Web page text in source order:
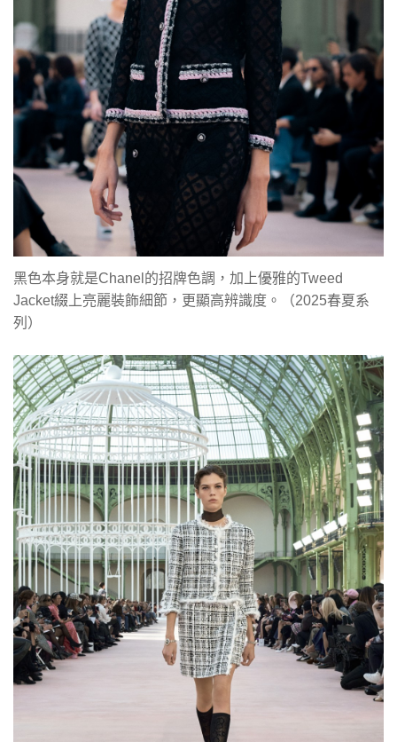
黑色本身就是Chanel的招牌色調，加上優雅的Tweed
Jacket綴上亮麗裝飾細節，更顯高辨識度。（2025春夏系
列）